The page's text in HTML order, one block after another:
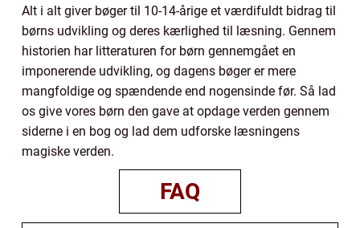
Alt i alt giver bøger til 10-14-årige et værdifuldt bidrag til
børns udvikling og deres kærlighed til læsning. Gennem
historien har litteraturen for børn gennemgået en
imponerende udvikling, og dagens bøger er mere
mangfoldige og spændende end nogensinde før. Så lad
os give vores børn den gave at opdage verden gennem
siderne i en bog og lad dem udforske læsningens
magiske verden.
FAQ